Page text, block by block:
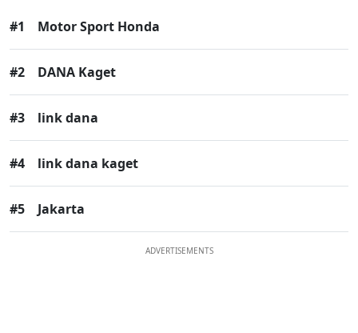
#1 Motor Sport Honda
#2 DANA Kaget
#3 link dana
#4 link dana kaget
#5 Jakarta
ADVERTISEMENTS